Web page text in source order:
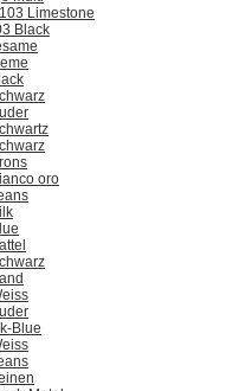
Limestone
Black
oro
Blue